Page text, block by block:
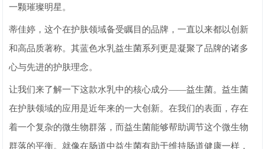
一颗璀璨明星。
蒂佳婷，这个在护肤领域备受瞩目的品牌，一直以来都以创新
和高品质著称。其蓝色水乳益生菌系列更是凝聚了品牌的诸多
心与先进的护肤理念。
让我们来了解一下这款水乳中的核心成分——益生菌。益生菌
在护肤领域的应用是近年来的一大创新。在我们的表面，存在
着一个复杂的微生物群落，而益生菌能够帮助调节这个微生物
群落的平衡。就像在肠道中益生菌有助于维持肠道健康一样，